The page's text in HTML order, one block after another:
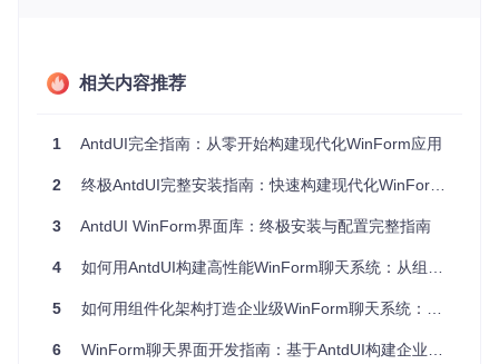
动调整，确保在高分辨率显示器上的清晰呈现。
每个组件内部维护完整的状态管理机制，通过属性变化自动触
量，提升了开发效率。
掌握核心组件的应用场景
构建实时通讯界面
聊天类应用需要高效处理消息展示、滚动加载和状态更新。An
专为这类场景优化：
相关内容推荐
1 AntdUI完全指南：从零开始构建现代化WinForm应用
2 终极AntdUI完整安装指南：快速构建现代化WinForm界面
3 AntdUI WinForm界面库：终极安装与配置完整指南
4 如何用AntdUI构建高性能WinForm聊天系统：从组件到实战
5 如何用组件化架构打造企业级WinForm聊天系统：现代化界面开发实战指南
6 WinForm聊天界面开发指南：基于AntdUI构建企业级即时通讯系统